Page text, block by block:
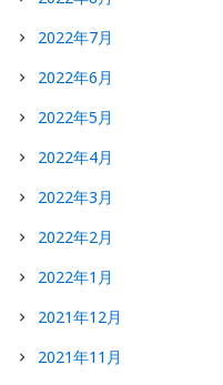
2022年7月
2022年6月
2022年5月
2022年4月
2022年3月
2022年2月
2022年1月
2021年12月
2021年11月